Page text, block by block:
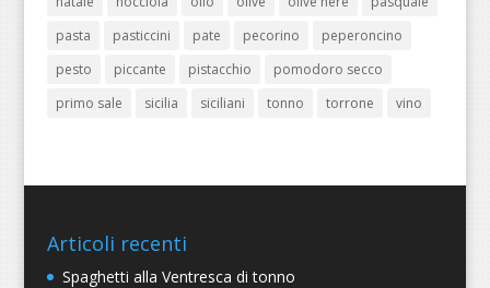
pasta
pasticcini pate pecorino
peperoncino
pesto
piccante pistacchio
pomodoro secco
primo sale
sicilia siciliani tonno torrone vino
Articoli recenti
Spaghetti alla Ventresca di tonno